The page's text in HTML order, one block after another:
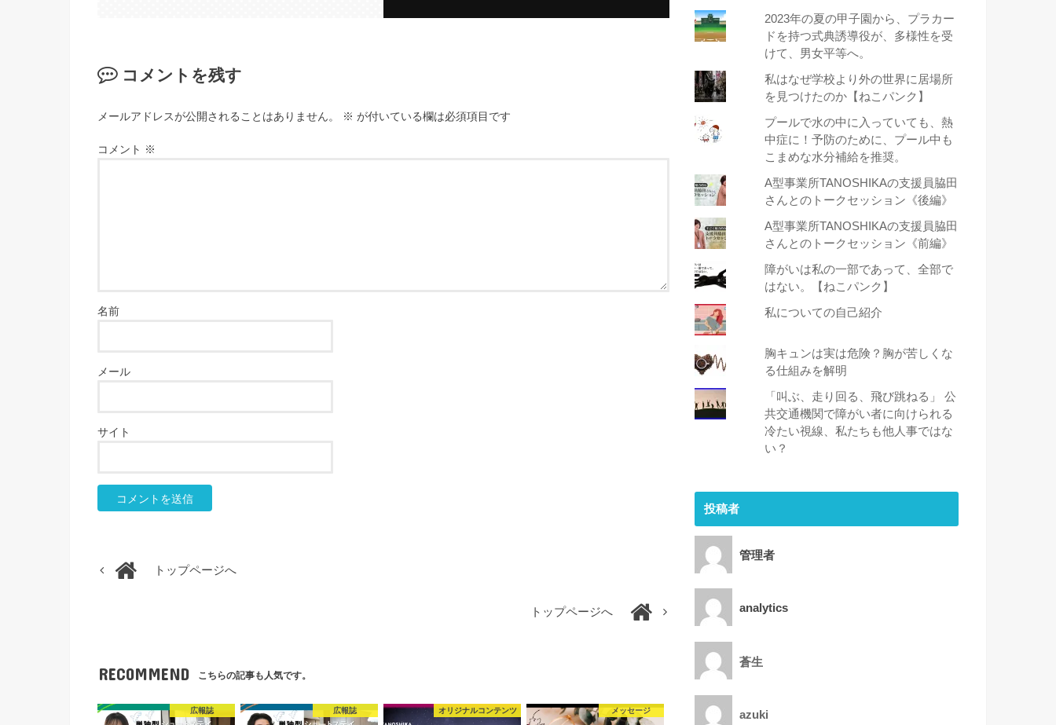
コメントを残す
メールアドレスが公開されることはありません。 ※ が付いている欄は必須項目です
コメント ※
名前
メール
サイト
トップページへ
トップページへ
RECOMMEND こちらの記事も人気です。
広報誌 広報誌 オリジナルコンテンツ メッセージ
2023年の夏の甲子園から、プラカー
ドを持つ式典誘導役が、多様性を受
けて、男女平等へ。
私はなぜ学校より外の世界に居場所
を見つけたのか【ねこパンク】
プールで水の中に入っていても、熱
中症に！予防のために、プール中も
こまめな水分補給を推奨。
A型事業所TANOSHIKAの支援員脇田
さんとのトークセッション《後編》
A型事業所TANOSHIKAの支援員脇田
さんとのトークセッション《前編》
障がいは私の一部であって、全部で
はない。【ねこパンク】
私についての自己紹介
胸キュンは実は危険？胸が苦しくな
る仕組みを解明
「叫ぶ、走り回る、飛び跳ねる」 公
共交通機関で障がい者に向けられる
冷たい視線、私たちも他人事ではな
い？
投稿者
管理者
analytics
蒼生
azuki